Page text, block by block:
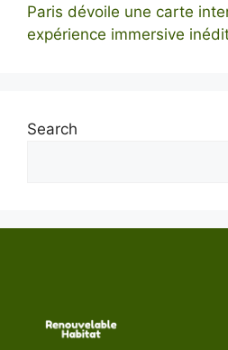
Paris dévoile une carte
expérience immersive
Search